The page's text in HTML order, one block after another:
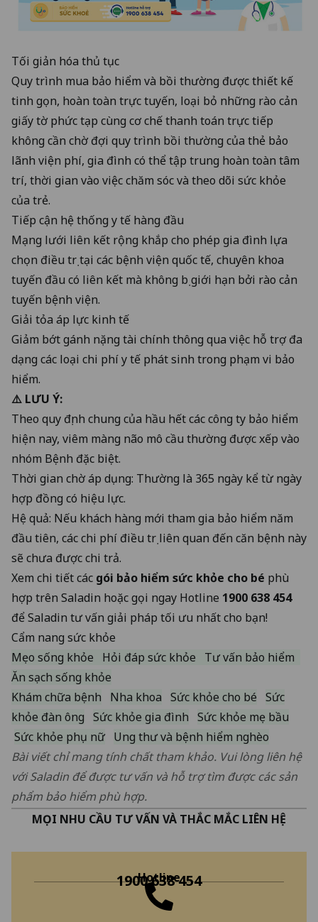
Tối giản hóa thủ tục
Quy trình mua bảo hiểm và bồi thường được thiết kế
tinh gọn, hoàn toàn trực tuyến, loại bỏ những rào cản
giấy tờ phức tạp cùng cơ chế thanh toán trực tiếp
không cần chờ đợi quy trình bồi thường của thẻ bảo
lãnh viện phí, gia đình có thể tập trung hoàn toàn tâm
trí, thời gian vào việc chăm sóc và theo dõi sức khỏe
của trẻ.
Tiếp cận hệ thống y tế hàng đầu
Mạng lưới liên kết rộng khắp cho phép gia đình lựa
chọn điều trị tại các bệnh viện quốc tế, chuyên khoa
tuyến đầu có liên kết mà không bị giới hạn bởi rào cản
tuyến bệnh viện.
Giải tỏa áp lực kinh tế
Giảm bớt gánh nặng tài chính thông qua việc hỗ trợ đa
dạng các loại chi phí y tế phát sinh trong phạm vi bảo
hiểm.
⚠️ LƯU Ý:
Theo quy định chung của hầu hết các công ty bảo hiểm
hiện nay, viêm màng não mô cầu thường được xếp vào
nhóm Bệnh đặc biệt.
Thời gian chờ áp dụng: Thường là 365 ngày kể từ ngày
hợp đồng có hiệu lực.
Hệ quả: Nếu khách hàng mới tham gia bảo hiểm năm
đầu tiên, các chi phí điều trị liên quan đến căn bệnh này
sẽ chưa được chi trả.
Xem chi tiết các gói bảo hiểm sức khỏe cho bé phù
hợp trên Saladin hoặc gọi ngay Hotline 1900 638 454
để Saladin tư vấn giải pháp tối ưu nhất cho bạn!
Cẩm nang sức khỏe
Mẹo sống khỏe
Hỏi đáp sức khỏe
Tư vấn bảo hiểm
Ăn sạch sống khỏe
Khám chữa bệnh
Nha khoa Sức khỏe cho bé Sức
khỏe đàn ông Sức khỏe gia đình Sức khỏe mẹ bầu
Sức khỏe phụ nữ Ung thư và bệnh hiểm nghèo
Bài viết chỉ mang tính chất tham khảo. Vui lòng liên hệ
với Saladin để được tư vấn và hỗ trợ tìm được các sản
phẩm bảo hiểm phù hợp.
MỌI NHU CẦU TƯ VẤN VÀ THẮC MẮC LIÊN HỆ
Hotline
1900 638 454